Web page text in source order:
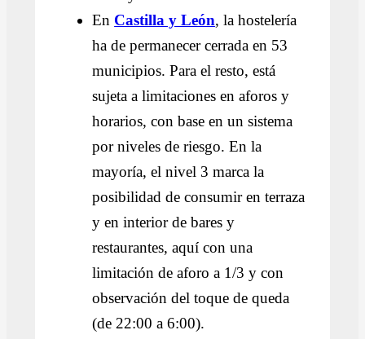
En Castilla y León, la hostelería
ha de permanecer cerrada en 53
municipios. Para el resto, está
sujeta a limitaciones en aforos y
horarios, con base en un sistema
por niveles de riesgo. En la
mayoría, el nivel 3 marca la
posibilidad de consumir en terraza
y en interior de bares y
restaurantes, aquí con una
limitación de aforo a 1/3 y con
observación del toque de queda
(de 22:00 a 6:00).